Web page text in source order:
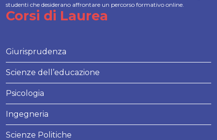
studenti che desiderano affrontare un percorso formativo online.
Corsi di Laurea
Giurisprudenza
Scienze dell’educazione
Psicologia
Ingegneria
Scienze Politiche